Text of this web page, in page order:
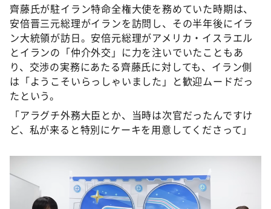
齊藤氏が駐イラン特命全権大使を務めていた時期は、
安倍晋三元総理がイランを訪問し、その半年後にイラ
ン大統領が訪日。安倍元総理がアメリカ・イスラエル
とイランの「仲介外交」に力を注いでいたこともあ
り、交渉の実務にあたる齊藤氏に対しても、イラン側
は「ようこそいらっしゃいました」と歓迎ムードだっ
たという。
「アラグチ外務大臣とか、当時は次官だったんですけ
ど、私が来ると特別にケーキを用意してくださって」